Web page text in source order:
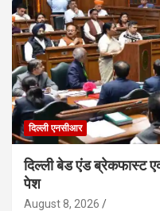
दिल्ली एनसीआर
दिल्ली बेड एंड ब्रेकफास्ट
पेश
August 8, 2026